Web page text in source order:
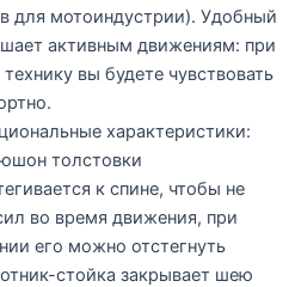
для мотоиндустрии). Удобный
активным движениям: при
вы будете чувствовать
характеристики:
толстовки
к спине, чтобы не
во время движения, при
его можно отстегнуть
стойка закрывает шею